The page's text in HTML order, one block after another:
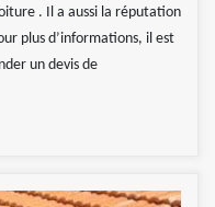
. Il a aussi la réputation
plus d’informations, il est
un devis de